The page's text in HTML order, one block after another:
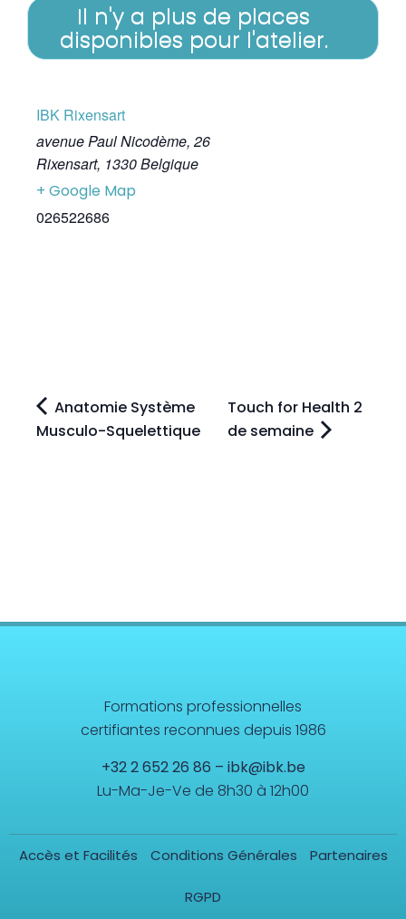
Il n'y a plus de places
disponibles pour l'atelier.
IBK Rixensart
avenue Paul Nicodème, 26
Rixensart, 1330Belgique
+ Google Map
026522686
Anatomie Système
Musculo-Squelettique
Touch for Health 2
de semaine
Formations professionnelles
certifiantes reconnues depuis 1986
+32 2 652 26 86 – ibk@ibk.be
Lu-Ma-Je-Ve de 8h30 à 12h00
Accès et Facilités Conditions Générales Partenaires
RGPD